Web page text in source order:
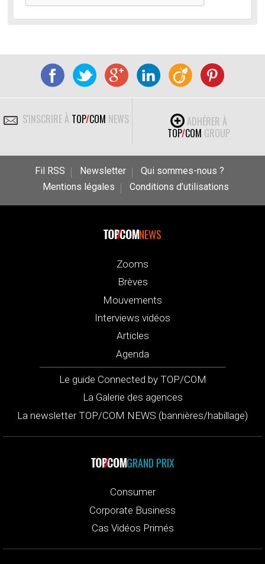
S'INSCRIRE À TOP/COM NEWS
ADHÉRER À
TOP/COM GROUP
Fil RSS Newsletter
Qui sommes-nous ?
Mentions légales
Conditions d’utilisations
NEWS
Zooms
Brèves
Mouvements
Interviews vidéos
Articles
Agenda
Le guide Connected by TOP/COM
La Galerie des agences
La newsletter TOP/COM NEWS (bannières/habillage)
GRAND PRIX
Consumer
Corporate Business
Cas Vidéos Primés